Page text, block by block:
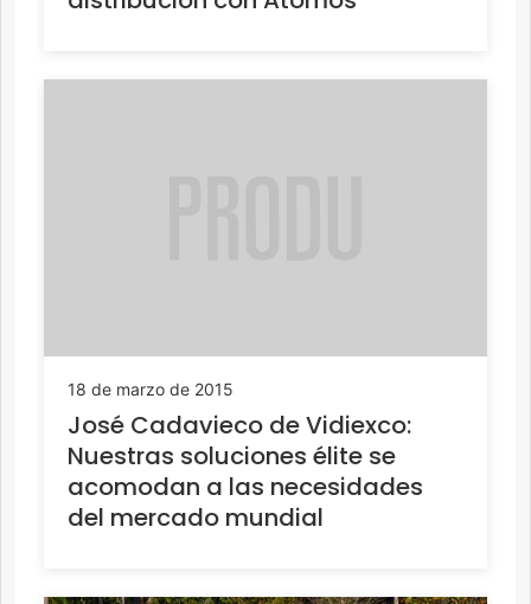
18 de marzo de 2015
José Cadavieco de Vidiexco:
Nuestras soluciones élite se
acomodan a las necesidades
del mercado mundial